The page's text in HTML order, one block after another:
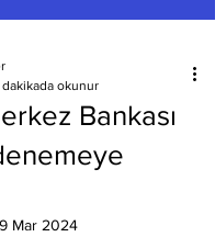
Bankası
okunur
Mar 2024